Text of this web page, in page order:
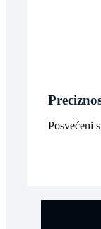
Posvećeni